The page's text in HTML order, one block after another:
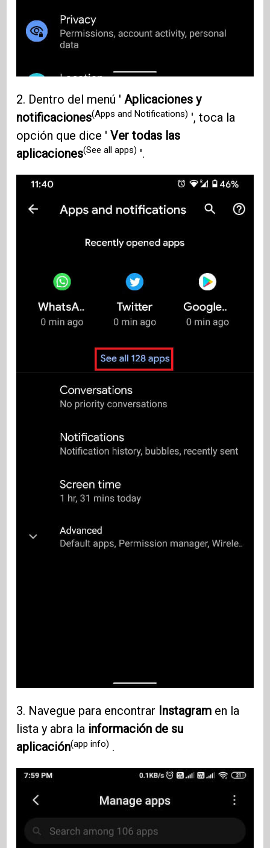
2. Dentro del menú ' Aplicaciones y
notificaciones(Apps and Notifications) ', toca la
opción que dice 'Ver todas las
aplicaciones(See all apps) '.
3. Navegue para encontrar Instagram en la
lista y abra la información de su
aplicación(app info) .